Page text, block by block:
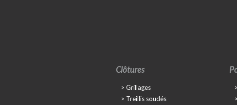
Clôtures
Grillages
Treillis soudés